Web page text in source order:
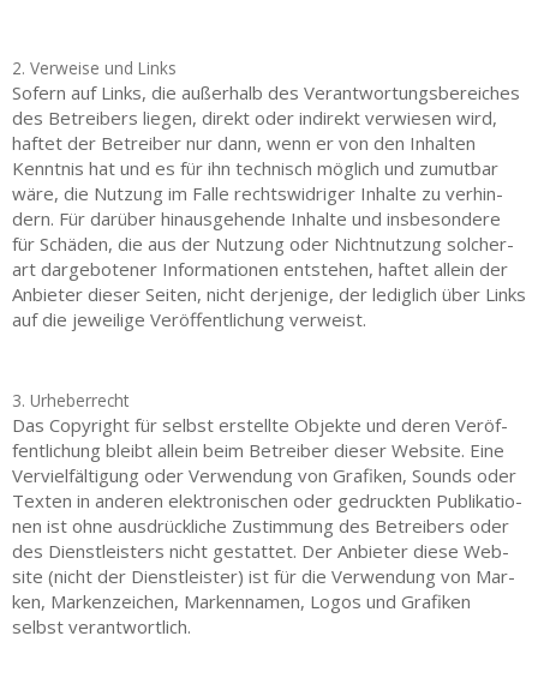
2. Verweise und Links
Sofern auf Links, die außer­halb des Ver­ant­wor­tungs­be­rei­ches
des Betrei­bers lie­gen, direkt oder indi­rekt ver­wie­sen wird,
haf­tet der Betrei­ber nur dann, wenn er von den Inhal­ten
Kennt­nis hat und es für ihn tech­nisch mög­lich und zumut­bar
wäre, die Nut­zung im Fal­le rechts­wid­ri­ger Inhal­te zu ver­hin­
dern. Für dar­über hin­aus­ge­hen­de Inhal­te und ins­be­son­de­re
für Schä­den, die aus der Nut­zung oder Nicht­nut­zung sol­cher­
art dar­ge­bo­te­ner Infor­ma­tio­nen ent­ste­hen, haf­tet allein der
Anbie­ter die­ser Sei­ten, nicht der­je­ni­ge, der ledig­lich über Links
auf die jewei­li­ge Ver­öf­fent­li­chung verweist.
3. Urheberrecht
Das Copy­right für selbst erstell­te Objek­te und deren Ver­öf­
fent­li­chung bleibt allein beim Betrei­ber die­ser Web­site. Eine
Ver­viel­fäl­ti­gung oder Ver­wen­dung von Gra­fi­ken, Sounds oder
Tex­ten in ande­ren elek­tro­ni­schen oder gedruck­ten Publi­ka­tio­
nen ist ohne aus­drück­li­che Zustim­mung des Betrei­bers oder
des Dienst­leis­ters nicht gestat­tet. Der Anbie­ter die­se Web­
site (nicht der Dienst­leis­ter) ist für die Ver­wen­dung von Mar­
ken, Mar­ken­zei­chen, Mar­ken­na­men, Logos und Gra­fi­ken
selbst verantwortlich.